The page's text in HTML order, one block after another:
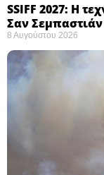
SSIFF 2027: Η
Σαν Σεμπαστιάν ​
8 Αυγούστου 2026